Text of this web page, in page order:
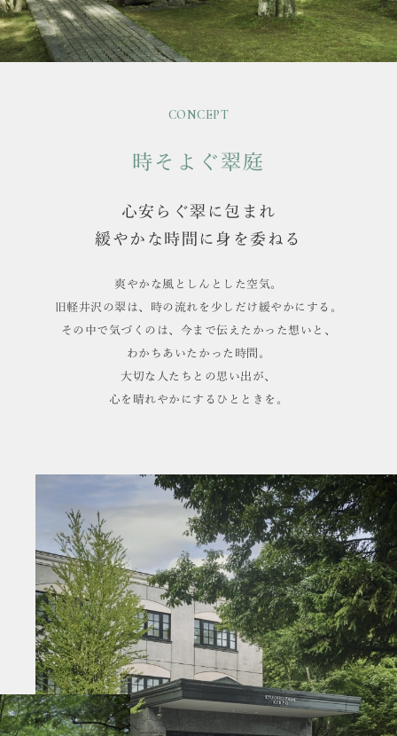
CONCEPT
時そよぐ翠庭
心安らぐ翠に包まれ
緩やかな時間に身を委ねる
爽やかな風としんとした空気。
旧軽井沢の翠は、時の流れを少しだけ緩やかにする。
その中で気づくのは、今まで伝えたかった想いと、
わかちあいたかった時間。
大切な人たちとの思い出が、
心を晴れやかにするひとときを。